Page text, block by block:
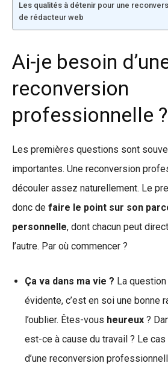
Les qualités à détenir pour une
de rédacteur web
Ai-je besoin
reconversion
professionnelle ?
Les premières questions sont
importantes. Une reconversion
découler assez naturellement. Le
donc de faire le point sur son
personnelle, dont chacun peut
l’autre. Par où commencer ?
Ça va dans ma vie ? La
évidente, c’est en soi une bonne
l’oublier. Êtes-vous heureux ?
est-ce à cause du travail ? Le
d’une reconversion